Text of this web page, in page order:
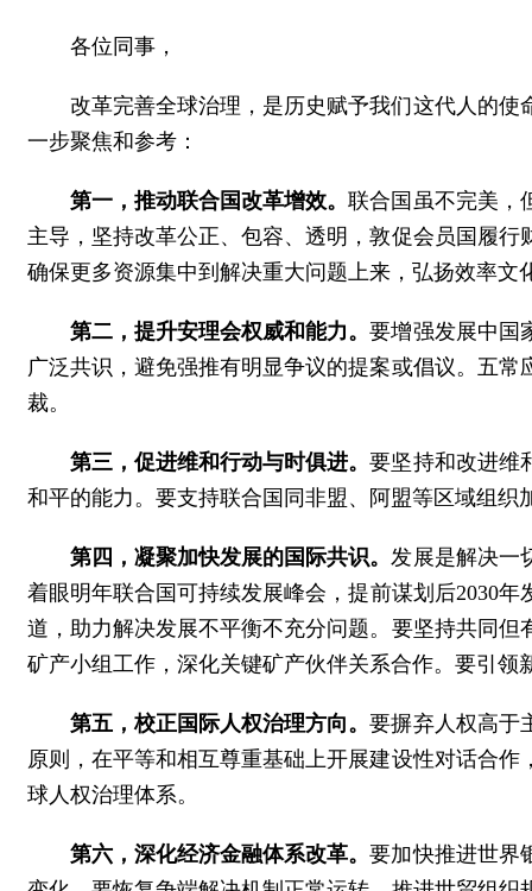
各位同事，
改革完善全球治理，是历史赋予我们这代人的
一步聚焦和参考：
第一，推动联合国改革增效。联合国虽不完美，
主导，坚持改革公正、包容、透明，敦促会员国履
确保更多资源集中到解决重大问题上来，弘扬效率文
第二，提升安理会权威和能力。要增强发展中国
广泛共识，避免强推有明显争议的提案或倡议。五
裁。
第三，促进维和行动与时俱进。要坚持和改进维
和平的能力。要支持联合国同非盟、阿盟等区域组
第四，凝聚加快发展的国际共识。发展是解决一
着眼明年联合国可持续发展峰会，提前谋划后2030
道，助力解决发展不平衡不充分问题。要坚持共同
矿产小组工作，深化关键矿产伙伴关系合作。要引
第五，校正国际人权治理方向。要摒弃人权高于
原则，在平等和相互尊重基础上开展建设性对话合
球人权治理体系。
第六，深化经济金融体系改革。要加快推进世界